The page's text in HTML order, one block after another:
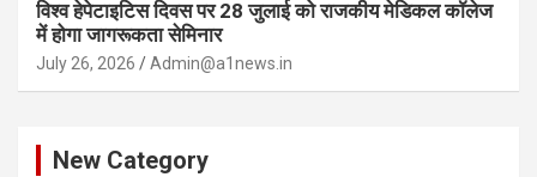
विश्व हेपेटाइटिस दिवस पर 28 जुलाई को राजकीय मेडिकल कॉलेज
में होगा जागरूकता सेमिनार
July 26, 2026 Admin@a1news.in
New Category